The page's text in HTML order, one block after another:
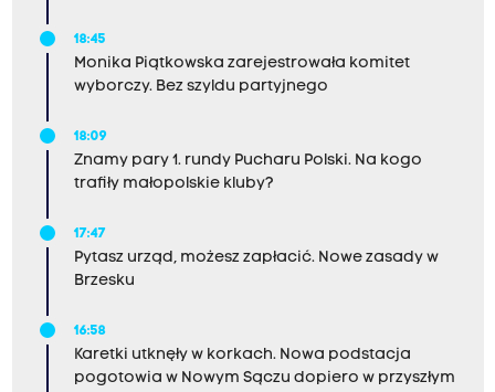
18:45
Monika Piątkowska zarejestrowała komitet
wyborczy. Bez szyldu partyjnego
18:09
Znamy pary 1. rundy Pucharu Polski. Na kogo
trafiły małopolskie kluby?
17:47
Pytasz urząd, możesz zapłacić. Nowe zasady w
Brzesku
16:58
Karetki utknęły w korkach. Nowa podstacja
pogotowia w Nowym Sączu dopiero w przyszłym